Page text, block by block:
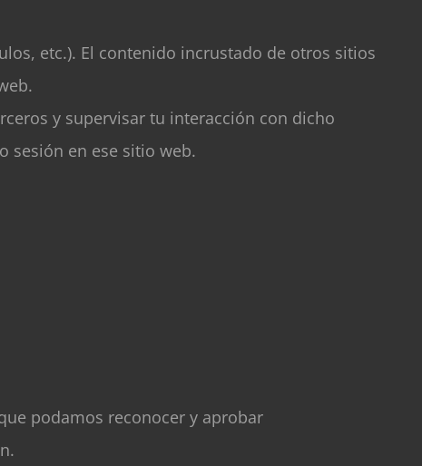
etc.). El contenido incrustado de otros sitios
y supervisar tu interacción con dicho
sesión en ese sitio web.
podamos reconocer y aprobar